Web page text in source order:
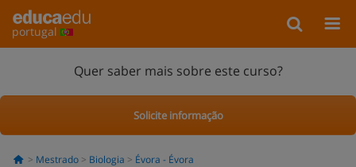
portugal
Quer saber mais sobre este curso?
Solicite informação
Mestrado Biologia Évora - Évora